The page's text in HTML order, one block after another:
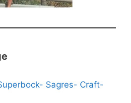
Sagres- Craft-